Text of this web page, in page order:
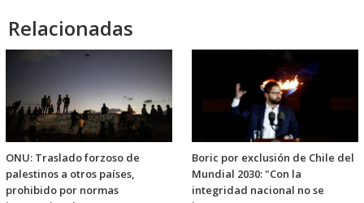
Relacionadas
ONU: Traslado forzoso de
palestinos a otros países,
prohibido por normas
Boric por exclusión de Chile del
Mundial 2030: "Con la
integridad nacional no se